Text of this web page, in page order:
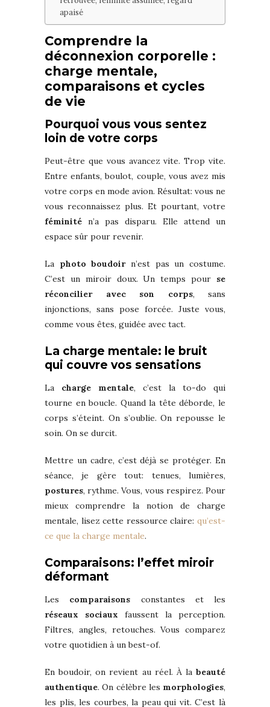
apaisé
Comprendre la
déconnexion corporelle :
charge mentale,
comparaisons et cycles
de vie
Pourquoi vous vous sentez
loin de votre corps
Peut-être que vous avancez vite. Trop vite.
Entre enfants, boulot, couple, vous avez mis
votre corps en mode avion. Résultat: vous ne
vous reconnaissez plus. Et pourtant, votre
féminité n’a pas disparu. Elle attend un
espace sûr pour revenir.
La photo boudoirn’est pas un costume.
C’est un miroir doux. Un temps pour se
réconcilier avec son corps, sans
injonctions, sans pose forcée. Juste vous,
comme vous êtes, guidée avec tact.
La charge mentale: le bruit
qui couvre vos sensations
La charge mentale, c’est la to-do qui
tourne en boucle. Quand la tête déborde, le
corps s’éteint. On s’oublie. On repousse le
soin. On se durcit.
Mettre un cadre, c’est déjà se protéger. En
séance, je gère tout: tenues, lumières,
postures, rythme. Vous, vous respirez. Pour
mieux comprendre la notion de charge
mentale, lisez cette ressource claire: qu’est-
ce que la charge mentale.
Comparaisons: l’effet miroir
déformant
Les comparaisons constantes et les
réseaux sociaux faussent la perception.
Filtres, angles, retouches. Vous comparez
votre quotidien à un best-of.
En boudoir, on revient au réel. À la beauté
authentique. On célèbre les morphologies,
les plis, les courbes, la peau qui vit. C’est là